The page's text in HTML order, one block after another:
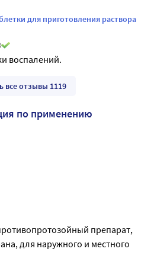
для приготовления раствора
воспалений.
все отзывы 1119
по применению
препарат,
для наружного и местного